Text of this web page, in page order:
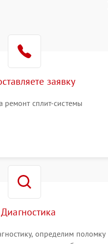
заявку
ремонт сплит-системы
Диагностика
определим поломку